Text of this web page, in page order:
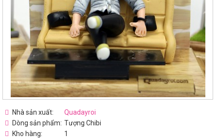
Nhà sản xuất:
Quadayroi
Dòng sản phẩm: Tượng Chibi
Kho hàng:
1